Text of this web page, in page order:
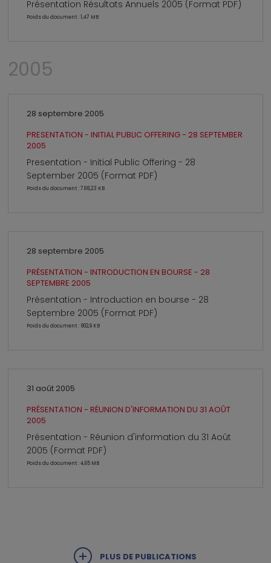
Présentation Résultats Annuels 2005 (Format PDF)
Poids du document : 1,47 MB
2005
28 septembre 2005
PRESENTATION - INITIAL PUBLIC OFFERING - 28 SEPTEMBER
2005
Presentation - Initial Public Offering - 28
September 2005 (Format PDF)
Poids du document : 788,23 KB
28 septembre 2005
PRÉSENTATION - INTRODUCTION EN BOURSE - 28
SEPTEMBRE 2005
Présentation - Introduction en bourse - 28
Septembre 2005 (Format PDF)
Poids du document : 802,9 KB
31 août 2005
PRÉSENTATION - RÉUNION D'INFORMATION DU 31 AOÛT
2005
Présentation - Réunion d'information du 31 Août
2005 (Format PDF)
Poids du document : 4,65 MB
PLUS DE PUBLICATIONS